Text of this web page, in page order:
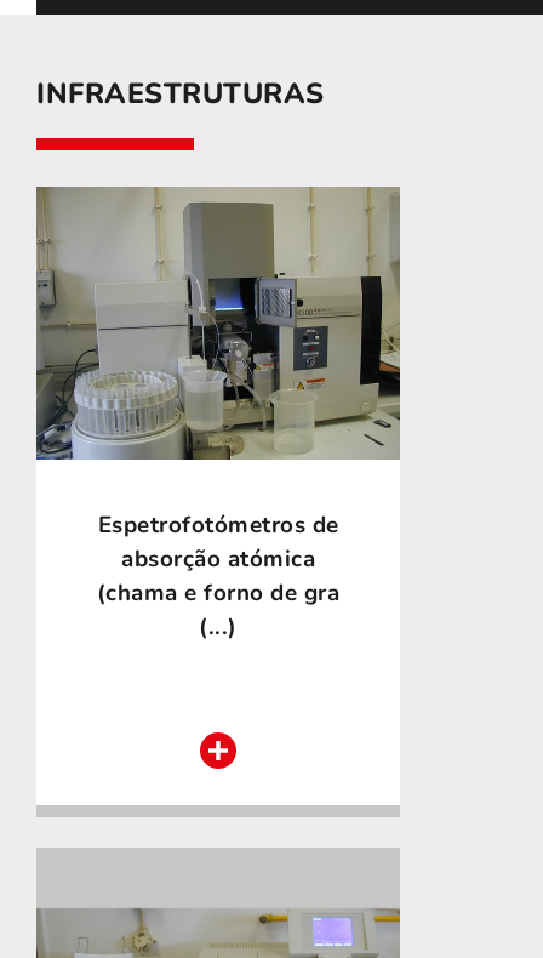
INFRAESTRUTURAS
Espetrofotómetros de
absorção atómica
(chama e forno de gra
(...)